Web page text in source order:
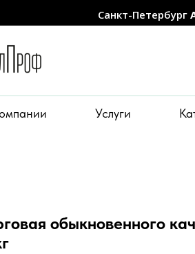
Санкт-Петербург
Услуги
обыкновенного